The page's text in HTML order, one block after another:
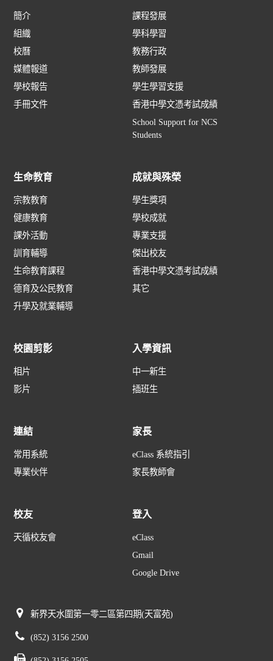
簡介
組織
校曆
媒體報道
學校報告
手冊文件
課程發展
學科學習
教務行政
教師發展
學生學習支援
香港中學文憑考試成績
School Support for NCS
Students
生命教育
宗教教育
健康教育
課外活動
訓育輔導
生命教育課程
德育及公民教育
升學及就業輔導
成就與殊榮
學生獎項
學校成就
專業支援
傑出校友
香港中學文憑考試成績
其它
校園剪影
相片
影片
入學資訊
中一新生
插班生
連結
常用系統
專業伙伴
家長
eClass 系統指引
家長教師會
校友
天循校友會
登入
eClass
Gmail
Google Drive
新界天水圍第一零二區第四期(天富苑)
(852) 3156 2500